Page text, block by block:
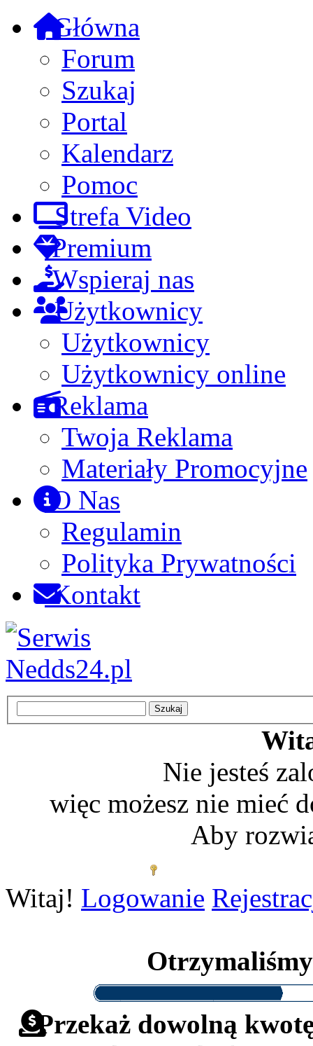
Główna
Forum
Szukaj
Portal
Kalendarz
Pomoc
Strefa Video
Premium
Wspieraj nas
Użytkownicy
Użytkownicy
Użytkownicy online
Reklama
Twoja Reklama
Materiały Promocyjne
O Nas
Regulamin
Polityka Prywatności
Kontakt
Nie jesteś
więc możesz nie mieć
Aby
Witaj! Logowanie
Przekaż dowolną